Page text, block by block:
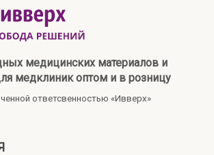
медицинских материалов и
медклиник оптом и в розницу
ответсвенностью «Ивверх»